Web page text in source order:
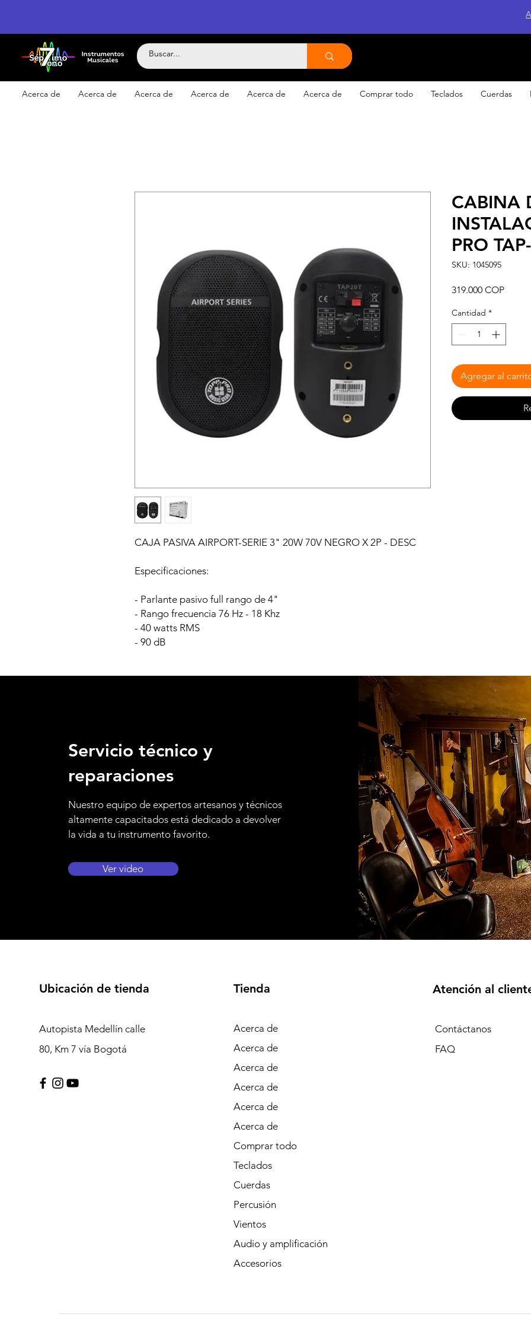
Acerca de Acerca de Acerca de Acerca de Acerca de Acerca de Comprar todo Teclados Cuerdas
CAJA PASIVA AIRPORT-SERIE 3" 20W 70V NEGRO X 2P - DESC
Especificaciones:
- Parlante pasivo full rango de 4"
- Rango frecuencia 76 Hz - 18 Khz
- 40 watts RMS
- 90 dB
CABINA
PRO
SKU: 1045095
319.000 COPPrecio
Cantidad *
Agregar al
Servicio técnico y
reparaciones
Nuestro equipo de expertos artesanos y técnicos
altamente capacitados está dedicado a devolver
la vida a tu instrumento favorito.
Ver video
Ubicación de tienda
Autopista Medellín calle
80, Km 7 vía Bogotá
Tienda
Acerca de
Acerca de
Acerca de
Acerca de
Acerca de
Acerca de
Comprar todo
Teclados
Cuerdas
Percusión
Vientos
Audio y amplificación
Accesorios
Atención al
Contáctanos
FAQ